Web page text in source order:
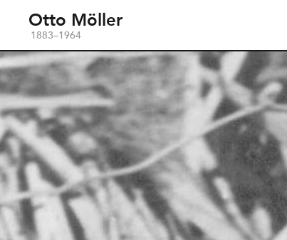
Otto Möller
1883–1964